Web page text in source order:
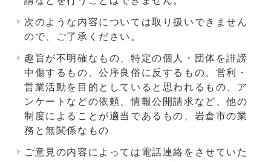
次のような内容については取り扱いできません
ので、ご了承ください。
趣旨が不明確なもの、特定の個人・団体を誹謗
中傷するもの、公序良俗に反するもの、営利・
営業活動を目的としていると思われるもの、ア
ンケートなどの依頼、情報公開請求など、他の
制度によることが適当であるもの、岩倉市の業
務と無関係なもの
ご意見の内容によっては電話連絡をさせていた